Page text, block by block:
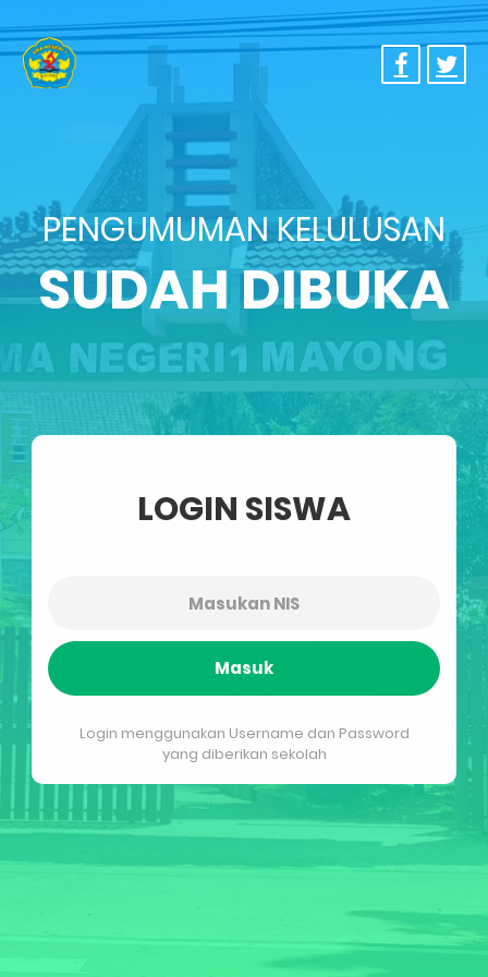
PENGUMUMAN KELULUSAN
SUDAH DIBUKA
LOGIN SISWA
Masuk
Login menggunakan Username dan Password
yang diberikan sekolah